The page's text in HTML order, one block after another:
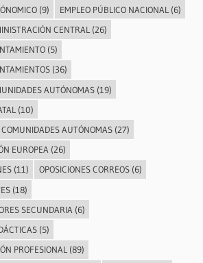
(9) EMPLEO PÚBLICO NACIONAL (6)
CENTRAL (26)
(5)
(36)
AUTÓNOMAS(19)
(10)
COMUNIDADES AUTÓNOMAS(27)
EUROPEA (26)
(11) OPOSICIONES CORREOS(6)
(18)
SECUNDARIA (6)
(5)
PROFESIONAL (89)